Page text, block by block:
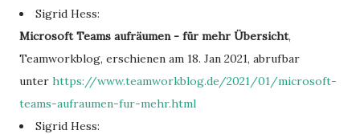
Sigrid Hess:
Microsoft Teams aufräumen - für mehr Übersicht,
Teamworkblog, erschienen am 18. Jan 2021, abrufbar
unter https://www.teamworkblog.de/2021/01/microsoft-
teams-aufraumen-fur-mehr.html
Sigrid Hess: